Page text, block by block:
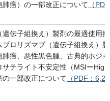
肺癌）の一部改正について （
伝子組換え）製剤の最適使用
ロリズマブ（遺伝子組換え）
肺癌、悪性黒色腫、古典的ホジ
テライト不安定性（MSI­­­ー
一部改正について （PDF：